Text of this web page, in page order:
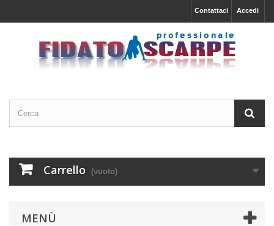
Accedi
Contattaci
Carrello (vuoto)
MENÙ